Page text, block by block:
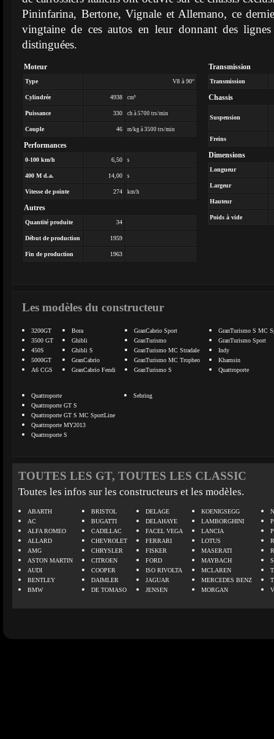
Pininfarina, Bertone, Vignale et Allemano, ce
vingtaine de ces autos en leur donnant des
distinguées.
Moteur
Type V8 à 90°
Cylindrée 4938 cm³
Puissance 330 ch à 5700 trs/min
Couple 46 m/kg à 3500 trs/min
Performances
0-100 km/h 6,50 s
400 M d.a. 14,00 s
Vitesse de pointe 274 km/h
Autres
Quantité produite 34
Début de production 1959
Fin de production 1963
Transmission
Transmission
Chassis
Suspension
Freins
Dimensions
Longueur
Largeur
Hauteur
Poids à vide
Les modèles du constructeur
3200GT
3500 GT
450S
5000GT
A6 CGS
Bora
Ghibli
Ghibli S
GranCabrio
GranCabrio Fendi
GranCabrio Sport
GranTurismo
GranTurismo MC Stradale
GranTurismo MC Tropheo
GranTurismo S
GranTurismo S MC
GranTurismo Sport
Indy
Khamsin
Quattroporte
Quattroporte
Quattroporte GT S
Quattroporte GT S MC SportLine
Quattroporte MY2013
Quattroporte S
Sebring
TOUTES LES GT, TOUTES LES CLASSIC
Toutes les infos sur les constructeurs et les modèles.
ABARTH
AC
ALFA ROMEO
ALLARD
AMG
ASTON MARTIN
AUDI
BENTLEY
BMW
BRISTOL
BUGATTI
CADILLAC
CHEVROLET
CHRYSLER
CITROEN
COOPER
DAIMLER
DE TOMASO
DELAGE
DELAHAYE
FACEL VEGA
FERRARI
FISKER
FORD
ISO RIVOLTA
JAGUAR
JENSEN
KOENIGSEGG
LAMBORGHINI
LANCIA
LOTUS
MASERATI
MAYBACH
MCLAREN
MERCEDES BENZ
MORGAN